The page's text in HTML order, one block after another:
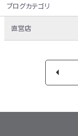
ブログカテゴリ
直営店